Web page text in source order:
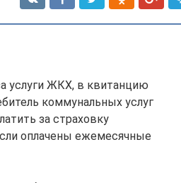
услуги ЖКХ, в квитанцию
коммунальных услуг
за страховку
оплачены ежемесячные